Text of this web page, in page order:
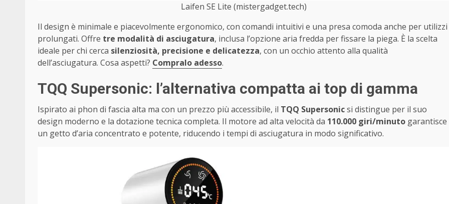
Laifen SE Lite (mistergadget.tech)
Il design è minimale e piacevolmente ergonomico, con comandi intuitivi e una presa comoda anche per utilizzi
prolungati. Offre tre modalità di asciugatura, inclusa l’opzione aria fredda per fissare la piega. È la scelta
ideale per chi cerca silenziosità, precisione e delicatezza, con un occhio attento alla qualità
dell’asciugatura. Cosa aspetti? Compralo adesso.
TQQ Supersonic: l’alternativa compatta ai top di gamma
Ispirato ai phon di fascia alta ma con un prezzo più accessibile, il TQQ Supersonicsi distingue per il suo
design moderno e la dotazione tecnica completa. Il motore ad alta velocità da 110.000 giri/minuto garantisce
un getto d’aria concentrato e potente, riducendo i tempi di asciugatura in modo significativo.